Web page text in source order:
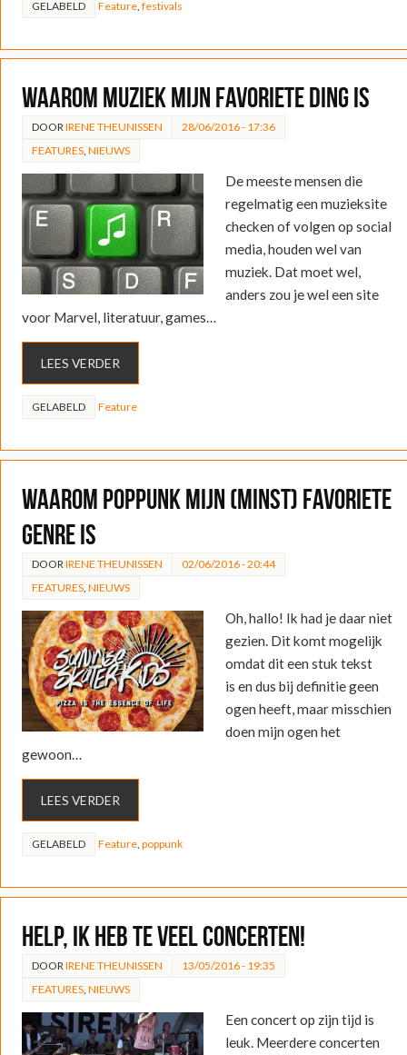
GELABELD Feature, festivals
Waarom muziek mijn favoriete ding is
DOOR IRENE THEUNISSEN
28/06/2016 - 17:36
FEATURES, NIEUWS
De meeste mensen die
regelmatig een muzieksite
checken of volgen op social
media, houden wel van
muziek. Dat moet wel,
anders zou je wel een site
voor Marvel, literatuur, games…
LEES VERDER
GELABELD Feature
Waarom poppunk mijn (minst) favoriete
genre is
DOOR IRENE THEUNISSEN
02/06/2016 - 20:44
FEATURES, NIEUWS
Oh, hallo! Ik had je daar niet
gezien. Dit komt mogelijk
omdat dit een stuk tekst
is en dus bij definitie geen
ogen heeft, maar misschien
doen mijn ogen het
gewoon…
LEES VERDER
GELABELD Feature, poppunk
Help, ik heb te veel concerten!
DOOR IRENE THEUNISSEN
13/05/2016 - 19:35
FEATURES, NIEUWS
Een concert op zijn tijd is
leuk. Meerdere concerten